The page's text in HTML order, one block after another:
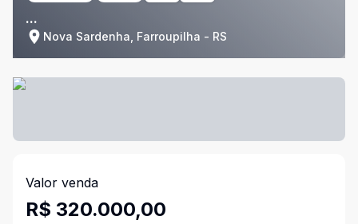
...
Nova Sardenha, Farroupilha - RS
Valor venda
R$ 320.000,00